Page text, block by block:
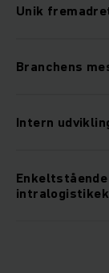
Unik
Branchens
Intern